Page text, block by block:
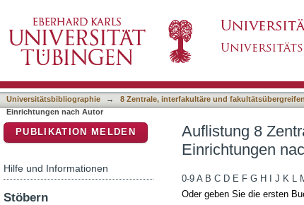
Auflistung 8 Zentrale, interfakultäre und
Valerio"
Universitätsbibliographie → 8 Zentrale, interfakultäre und
Einrichtungen nach Autor
Auflistung 8
Einrichtungen
0-9 A B C D E F G H J K L
Oder geben Sie die ersten
PUBLIKATION MELDEN
Hilfe und Informationen
Stöbern